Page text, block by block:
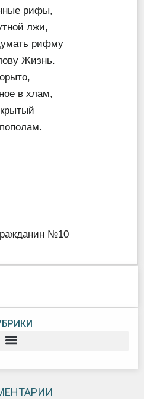
рифы,
лжи,
рифму
Жизнь.
в хлам,
№10